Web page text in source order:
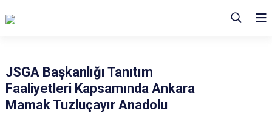
JSGA Başkanlığı Tanıtım
Faaliyetleri Kapsamında Ankara
Mamak Tuzluçayır Anadolu